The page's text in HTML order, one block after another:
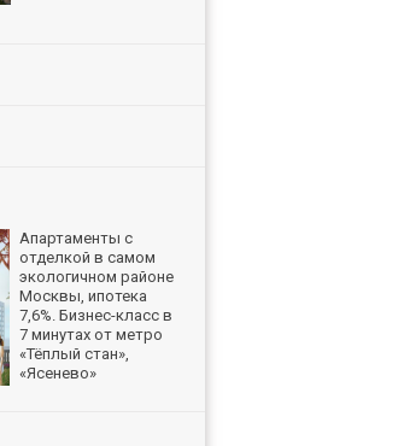
Апартаменты с
отделкой в самом
экологичном районе
Москвы, ипотека
7,6%. Бизнес-класс в
7 минутах от метро
«Тёплый стан»,
«Ясенево»